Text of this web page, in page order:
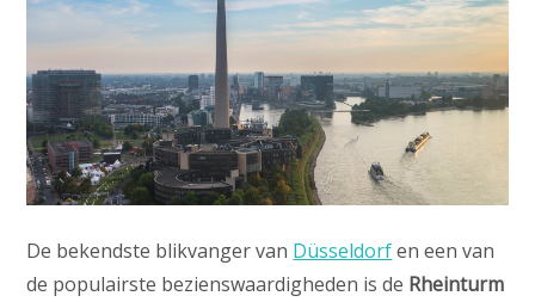
De bekendste blikvanger van Düsseldorfen een van
de populairste bezienswaardigheden is de Rheinturm